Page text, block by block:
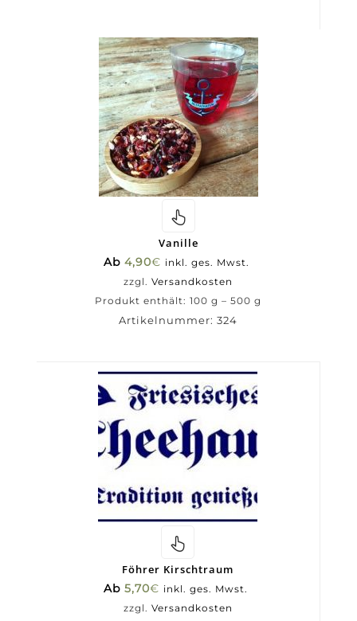
Vanille
Ab 4,90€ inkl. ges. Mwst.
zzgl.Versandkosten
Produkt enthält: 100g – 500g
Artikelnummer:324
Föhrer Kirschtraum
Ab5,70€ inkl. ges. Mwst.
zzgl. Versandkosten